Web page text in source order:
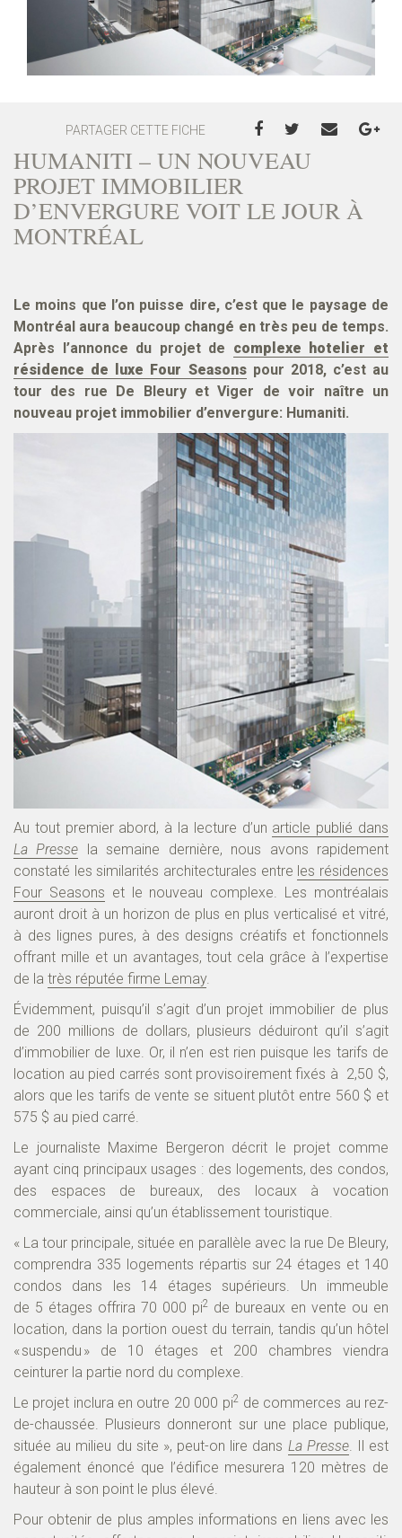
PARTAGER CETTE FICHE
HUMANITI – UN NOUVEAU
PROJET IMMOBILIER
D’ENVERGURE VOIT LE JOUR À
MONTRÉAL
Le moins que l’on puisse dire, c’est que le paysage de
Montréal aura beaucoup changé en très peu de temps.
Après l’annonce du projet de complexe hotelier et
résidence de luxe Four Seasonspour 2018, c’est au
tour des rue De Bleury et Viger de voir naître un
nouveau projet immobilier d’envergure: Humaniti.
Au tout premier abord, à la lecture d’un article publié dans
La Presse la semaine dernière, nous avons rapidement
constaté les similarités architecturales entre les résidences
Four Seasons et le nouveau complexe. Les montréalais
auront droit à un horizon de plus en plus verticalisé et vitré,
à des lignes pures, à des designs créatifs et fonctionnels
offrant mille et un avantages, tout cela grâce à l’expertise
de la très réputée firme Lemay.
Évidemment, puisqu’il s’agit d’un projet immobilier de plus
de 200 millions de dollars, plusieurs déduiront qu’il s’agit
d’immobilier de luxe. Or, il n’en est rien puisque les tarifs de
location au pied carrés sont provisoirement fixés à 2,50 $,
alors que les tarifs de vente se situent plutôt entre 560 $ et
575 $ au pied carré.
Le journaliste Maxime Bergeron décrit le projet comme
ayant cinq principaux usages : des logements, des condos,
des espaces de bureaux, des locaux à vocation
commerciale, ainsi qu’un établissement touristique.
« La tour principale, située en parallèle avec la rue De Bleury,
comprendra 335 logements répartis sur 24 étages et 140
condos dans les 14 étages supérieurs. Un immeuble
de 5 étages offrira 70 000 pi2 de bureaux en vente ou en
location, dans la portion ouest du terrain, tandis qu’un hôtel
« suspendu » de 10 étages et 200 chambres viendra
ceinturer la partie nord du complexe.
Le projet inclura en outre 20 000 pi2 de commerces au rez-
de-chaussée. Plusieurs donneront sur une place publique,
située au milieu du site », peut-on lire dans La Presse. Il est
également énoncé que l’édifice mesurera 120 mètres de
hauteur à son point le plus élevé.
Pour obtenir de plus amples informations en liens avec les